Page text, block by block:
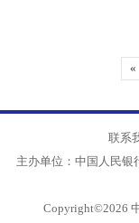
融研究所青年学术沙龙（